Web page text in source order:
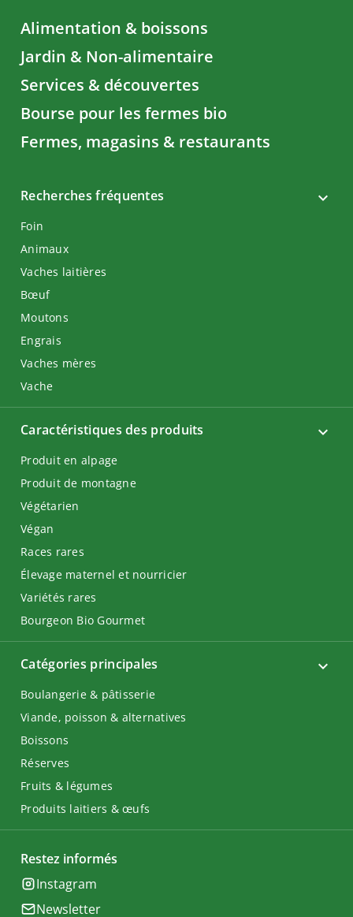
Alimentation & boissons
Jardin & Non-alimentaire
Services & découvertes
Bourse pour les fermes bio
Fermes, magasins & restaurants
Recherches fréquentes
Foin
Animaux
Vaches laitières
Bœuf
Moutons
Engrais
Vaches mères
Vache
Catégories principales
Boulangerie & pâtisserie
Viande, poisson & alternatives
Boissons
Réserves
Fruits & légumes
Produits laitiers & œufs
Caractéristiques des produits
Produit en alpage
Produit de montagne
Végétarien
Végan
Races rares
Élevage maternel et nourricier
Variétés rares
Bourgeon Bio Gourmet
Restez informés
Instagram
Newsletter